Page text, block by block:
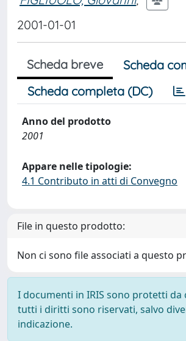
2001-01-01
Scheda breve
Scheda
Scheda completa (DC)
Anno del prodotto
2001
Appare nelle tipologie:
4.1 Contributo in atti di Convegno
File in questo prodotto:
Non ci sono file associati a questo
I documenti in IRIS sono protetti da
tutti i diritti sono riservati, salvo
indicazione.